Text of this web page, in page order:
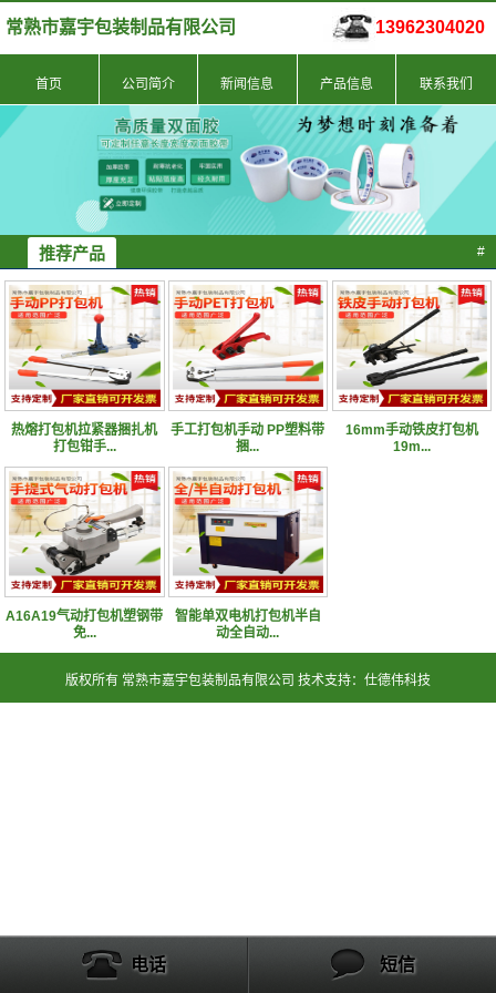
常熟市嘉宇包装制品有限公司 13962304020
首页 公司简介 新闻信息 产品信息 联系我们
推荐产品 #
热熔打包机拉紧器捆扎机
打包钳手...
手工打包机手动 PP塑料带
捆...
16mm手动铁皮打包机
19m...
A16A19气动打包机塑钢带
免...
智能单双电机打包机半自
动全自动...
版权所有 常熟市嘉宇包装制品有限公司 技术支持：仕德伟科技
电话 短信